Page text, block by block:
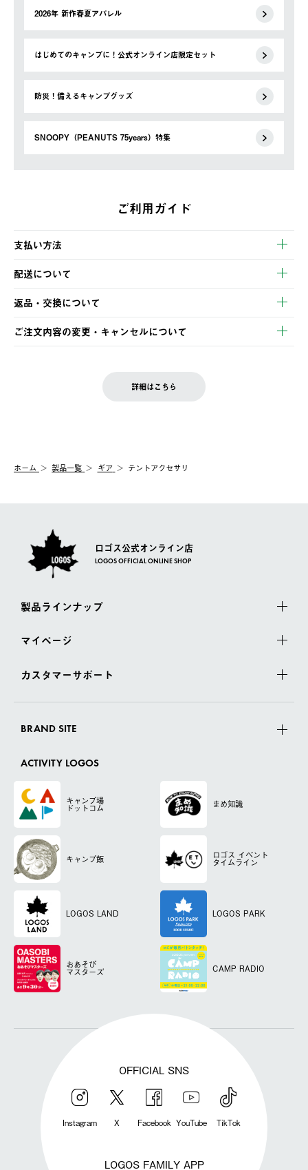
2026年 新作春夏アパレル
はじめてのキャンプに！公式オンライン店限定セット
防災！備えるキャンプグッズ
SNOOPY（PEANUTS 75years）特集
ご利用ガイド
支払い方法
以下のいずれかの方法でお支払いいただけます。
・クレジットカード決済
・コンビニ決済
・Pay-easy決済
配送について
【発送スケジュール】
ご注文・ご入金完了より2営業日以内に商品を発送いたします。
土日祝の発送はございませんので、木曜日以降のご注文は週明け
の発送となる場合がございます。
【配送業者】
佐川急便にて配送されます。
返品・交換について
※お客様都合の場合
お客様都合の返品にかかる送料は、お客様ご負担とさせていただ
一度お手元の商品を返品いただき、ご希望商品を再注文してくだ
ご注文内容の変更・キャンセルについて
LOGOS FAMILY会員の方は、会員マイページ内 購入履歴画面に
詳細はこちら
ホーム 製品一覧 ギア テントアクセサリ
ロゴス公式オンライン店
LOGOS OFFICIAL ONLINE SHOP
製品ラインナップ
マイページ
カスタマーサポート
BRAND SITE
ACTIVITY LOGOS
キャンプ場
ドットコム まめ知識
キャンプ飯 ロゴス イベント
タイムライン
LOGOS LAND LOGOS PARK
おあそび
マスターズ CAMP RADIO
OFFICIAL SNS
Instagram X Facebook YouTube TikTok
LOGOS FAMILY APP